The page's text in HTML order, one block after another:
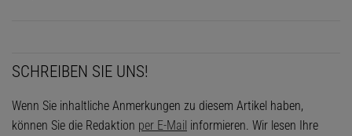
SCHREIBEN SIE UNS!
Wenn Sie inhaltliche Anmerkungen zu diesem Artikel haben,
können Sie die Redaktion per E-Mail informieren. Wir lesen Ihre